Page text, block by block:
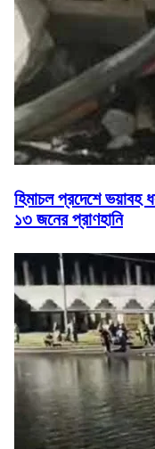
হিমাচল প্রদেশে
১৩ জনের প্রাণহানি